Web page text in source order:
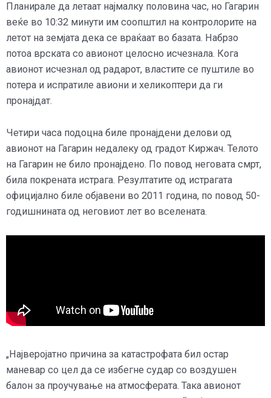
Планирале да летаат најмалку половина час, но Гагарин
веќе во 10:32 минути им соопштил на контролорите на
летот на земјата дека се враќаат во базата. Набрзо
потоа врската со авионот целосно исчезнала. Кога
авионот исчезнал од радарот, властите се пуштиле во
потера и испратиле авиони и хеликоптери да ги
пронајдат.
Четири часа подоцна биле пронајдени делови од
авионот на Гагарин недалеку од градот Киржач. Телото
на Гагарин не било пронајдено. По повод неговата смрт,
била покрената истрага. Резултатите од истрагата
официјално биле објавени во 2011 година, по повод 50-
годишнината од неговиот лет во вселената.
„Најверојатно причина за катастрофата бил остар
маневар со цел да се избегне судар со воздушен
балон за проучување на атмосферата. Така авионот